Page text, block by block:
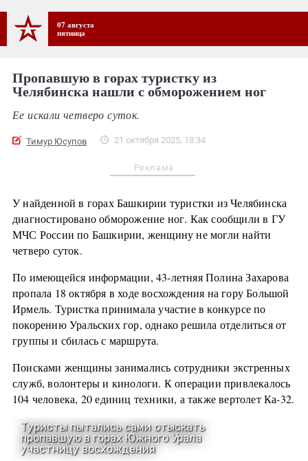
07 августа
пятница
Пропавшую в горах туристку из
Челябинска нашли с обморожением ног
Ее искали четверо суток.
Тимур Юсупов 21 октября 2025, 18:34
Реклама
У найденной в горах Башкирии туристки из Челябинска
диагностировано обморожение ног. Как сообщили в ГУ
МЧС России по Башкирии, женщину не могли найти
четверо суток.
По имеющейся информации, 43-летняя Полина Захарова
пропала 18 октября в ходе восхождения на гору Большой
Ирмель. Туристка принимала участие в конкурсе по
покорению Уральских гор, однако решила отделиться от
группы и сбилась с маршрута.
Поисками женщины занимались сотрудники экстренных
служб, волонтеры и кинологи. К операции привлекалось
104 человека, 20 единиц техники, а также вертолет Ка-32.